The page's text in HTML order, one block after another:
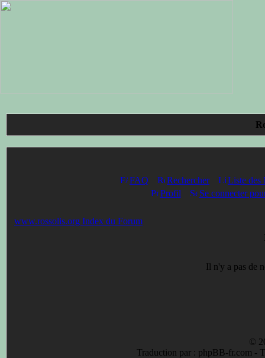
FAQ Rechercher
Liste des
Profil
Se connecter
www.rossolis.org Index du Forum
Il n'y a pas de
©
Traduction par : phpBB-fr.com -